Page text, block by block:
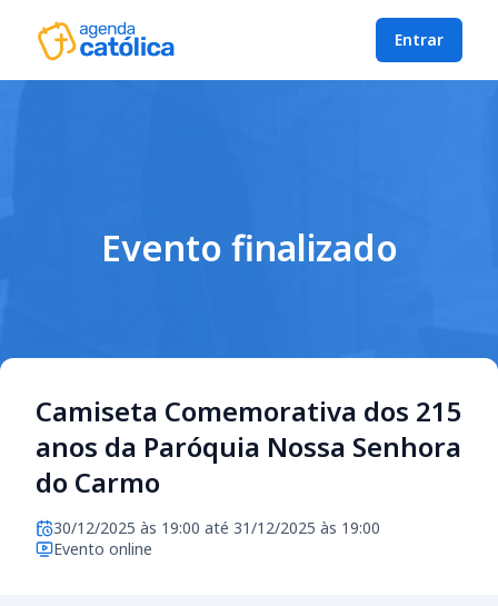
Entrar
Evento finalizado
Camiseta Comemorativa dos 215
anos da Paróquia Nossa Senhora
do Carmo
30/12/2025 às 19:00 até 31/12/2025 às 19:00
Evento online